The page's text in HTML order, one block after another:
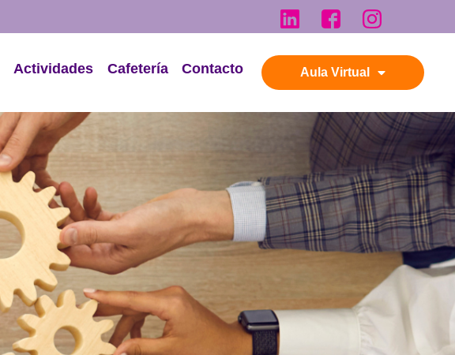
Actividades Cafetería Contacto Aula Virtual